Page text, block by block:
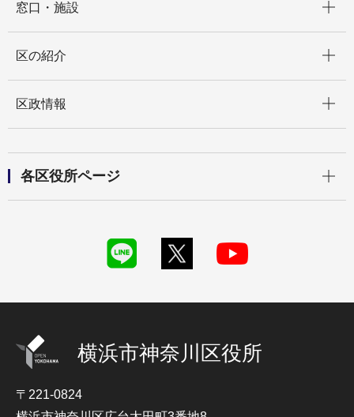
窓口・施設
区の紹介
区政情報
各区役所ページ
横浜市神奈川区役所
〒221-0824